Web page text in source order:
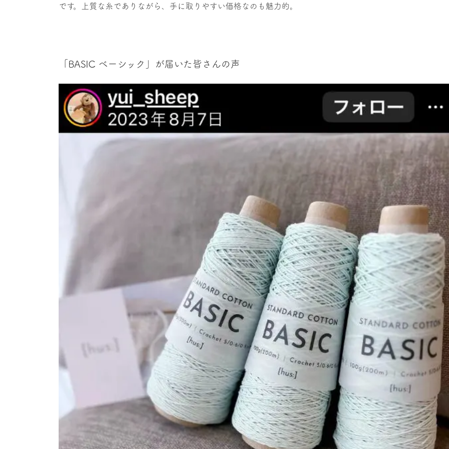
です。上質な糸でありながら、手に取りやすい価格なのも魅力的。
「BASIC ベーシック」が届いた皆さんの声